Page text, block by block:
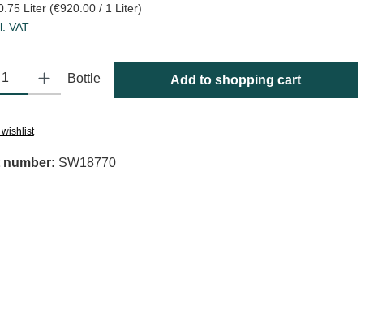
Liter (€920.00 / 1 Liter)
VAT
Enter the desired amount or use the buttons to increase or
Bottle Add to shopping cart
number: SW18770